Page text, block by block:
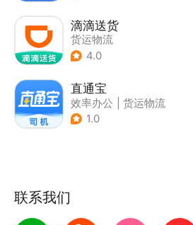
滴滴送货
货运物流
4.0
直通宝
效率办公
货运物流
1.0
联系我们